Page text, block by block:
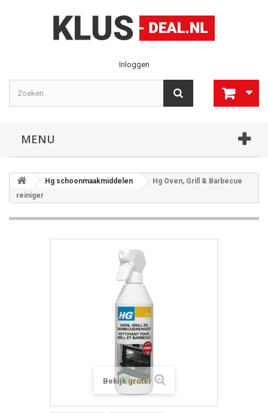
Inloggen
MENU
Hg schoonmaakmiddelen
Hg Oven, Grill & Barbecue
reiniger
Bekijk groter